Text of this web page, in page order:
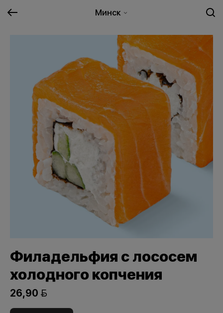
Минск
Филадельфия с лососем
холодного копчения
26,90 